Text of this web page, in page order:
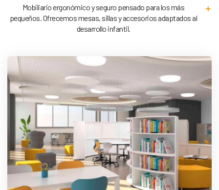
Mobiliario ergonómico y seguro pensado para los más
pequeños. Ofrecemos mesas, sillas y accesorios adaptados al
desarrollo infantil.